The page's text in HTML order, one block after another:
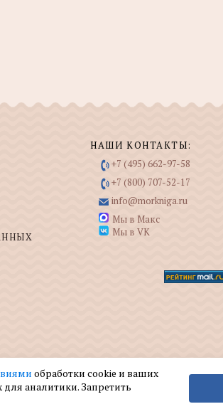
НАШИ КОНТАКТЫ:
+7 (495) 662-97-58
+7 (800) 707-52-17
info@morkniga.ru
Мы в Макс
Мы в VK
обработки cookie и ваших
аналитики. Запретить